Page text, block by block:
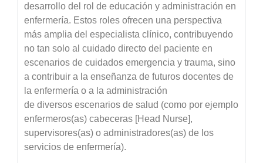
desarrollo del rol de educación y administración en
enfermería. Estos roles ofrecen una perspectiva
más amplia del especialista clínico, contribuyendo
no tan solo al cuidado directo del paciente en
escenarios de cuidados emergencia y trauma, sino
a contribuir a la enseñanza de futuros docentes de
la enfermería o a la administración
de diversos escenarios de salud (como por ejemplo
enfermeros(as) cabeceras [Head Nurse],
supervisores(as) o administradores(as) de los
servicios de enfermería).